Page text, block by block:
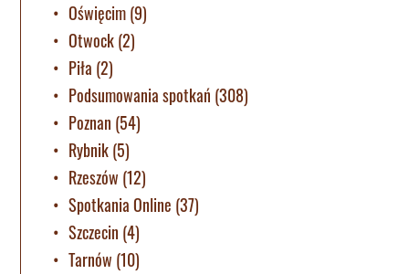
Oświęcim(9)
Otwock(2)
Piła (2)
Podsumowania spotkań (308)
Poznan (54)
Rybnik(5)
Rzeszów (12)
Spotkania Online (37)
Szczecin (4)
Tarnów (10)